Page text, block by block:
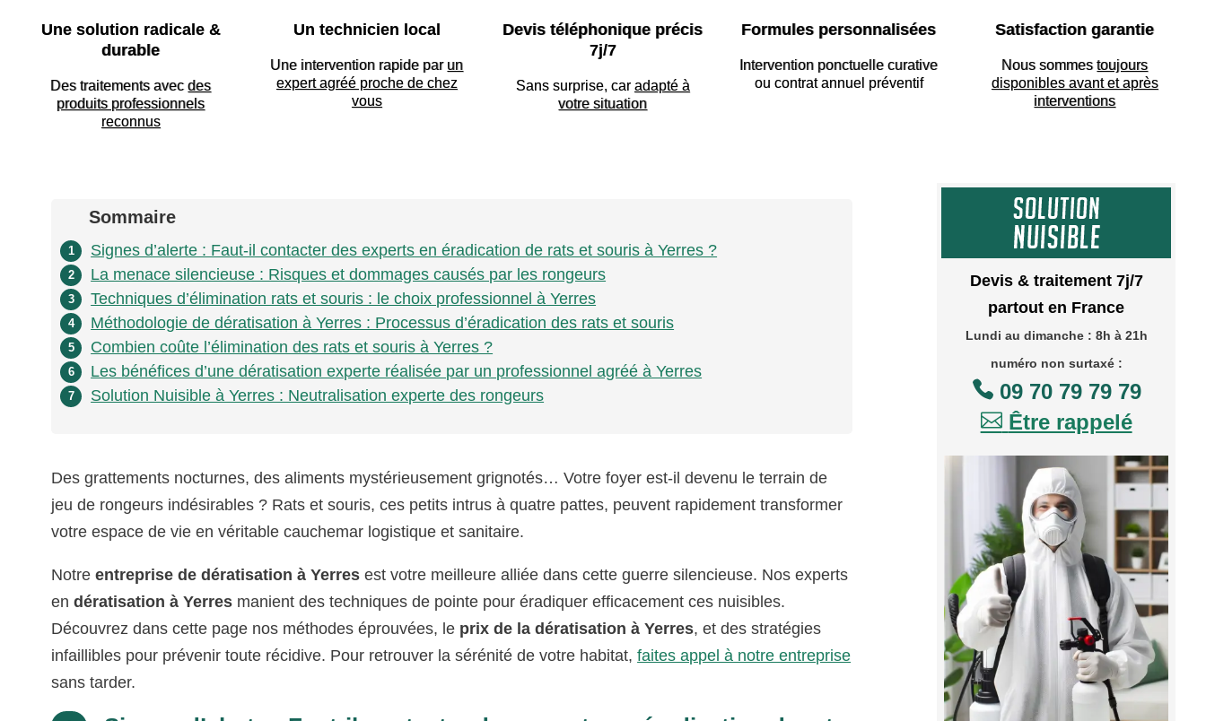
Une solution radicale &
durable
Des traitements avecdes
produits professionnels
reconnus
Un technicien local
Une intervention rapide par un
expert agréé proche de chez
vous
Devis téléphonique précis
7j/7
Sans surprise, car adapté à
votre situation
Formules personnalisées
Intervention ponctuelle curative
ou contrat annuel préventif
Satisfaction garantie
Nous sommestoujours
disponibles avant et après
interventions
Sommaire
1 Signes d’alerte : Faut-il contacter des experts en éradication de rats et souris à Yerres ?
2 La menace silencieuse : Risques et dommages causés par les rongeurs
3 Techniques d’élimination rats et souris : le choix professionnel à Yerres
4 Méthodologie de dératisation à Yerres : Processus d’éradication des rats et souris
5 Combien coûte l’élimination des rats et souris à Yerres ?
6 Les bénéfices d’une dératisation experte réalisée par un professionnel agréé à Yerres
7 Solution Nuisible à Yerres : Neutralisation experte des rongeurs
Des grattements nocturnes, des aliments mystérieusement grignotés… Votre foyer est-il devenu le terrain de
jeu de rongeurs indésirables ? Rats et souris, ces petits intrus à quatre pattes, peuvent rapidement transformer
votre espace de vie en véritable cauchemar logistique et sanitaire.
Notreentreprise de dératisation à Yerres est votre meilleure alliée dans cette guerre silencieuse. Nos experts
endératisation à Yerres manient des techniques de pointe pour éradiquer efficacement ces nuisibles.
Découvrez dans cette page nos méthodes éprouvées, le prix de la dératisation à Yerres, et des stratégies
infaillibles pour prévenir toute récidive. Pour retrouver la sérénité de votre habitat,faites appel à notre entreprise
sans tarder.
Devis & traitement 7j/7
partout en France
Lundi au dimanche : 8h à 21h
numéro non surtaxé :
09 70 79 79 79
 Être rappelé